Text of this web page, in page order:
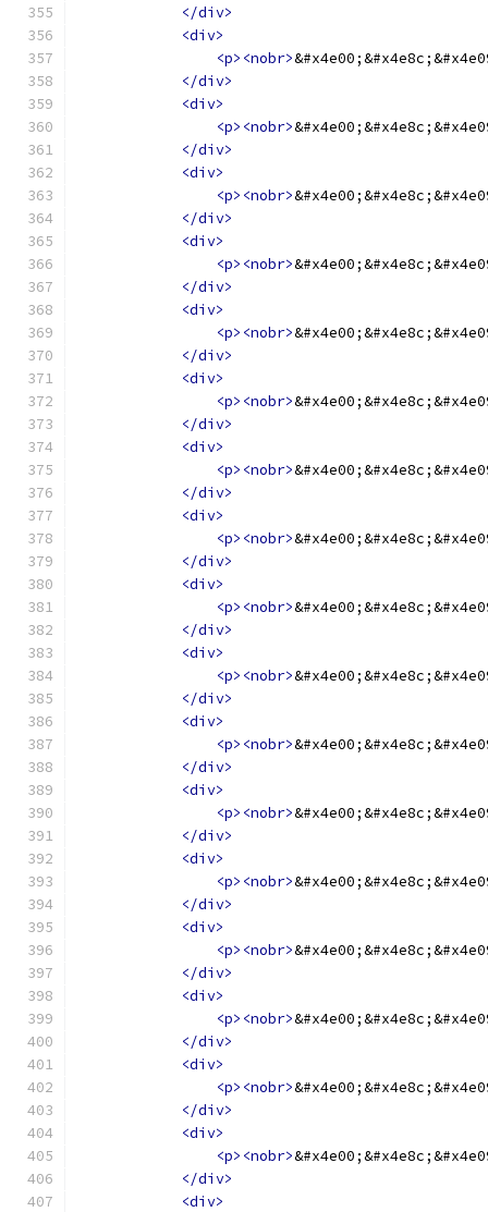
</div>
<div>
<p><nobr>
</div>
<div>
<p><nobr>
</div>
<div>
<p><nobr>
</div>
<div>
<p><nobr>
</div>
<div>
<p><nobr>
</div>
<div>
<p><nobr>
</div>
<div>
<p><nobr>
</div>
<div>
<p><nobr>
</div>
<div>
<p><nobr>
</div>
<div>
<p><nobr>
</div>
<div>
<p><nobr>
</div>
<div>
<p><nobr>
</div>
<div>
<p><nobr>
</div>
<div>
<p><nobr>
</div>
<div>
<p><nobr>
</div>
<div>
<p><nobr>
</div>
<div>
<p><nobr>
</div>
<div>